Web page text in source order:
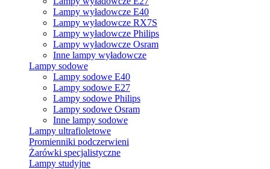
Lampy wyładowcze E40
Lampy wyładowcze RX7S
Lampy wyładowcze Philips
Lampy wyładowcze Osram
Inne lampy wyładowcze
Lampy sodowe
Lampy sodowe E40
Lampy sodowe E27
Lampy sodowe Philips
Lampy sodowe Osram
Inne lampy sodowe
Lampy ultrafioletowe
Promienniki podczerwieni
Żarówki specjalistyczne
Lampy studyjne